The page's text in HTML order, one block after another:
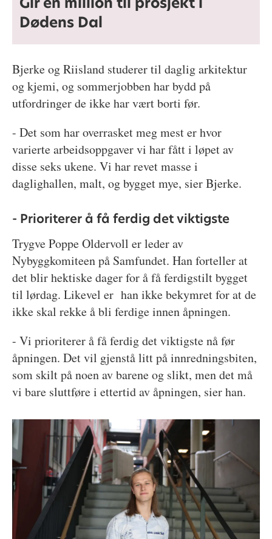
Dødens Dal
Bjerke og Riisland studerer til daglig arkitektur
og kjemi, og sommerjobben har bydd på
utfordringer de ikke har vært borti før.
- Det som har overrasket meg mest er hvor
varierte arbeidsoppgaver vi har fått i løpet av
disse seks ukene. Vi har revet masse i
daglighallen, malt, og bygget mye, sier Bjerke.
- Prioriterer å få ferdig det viktigste
Trygve Poppe Oldervoll er leder av
Nybyggkomiteen på Samfundet. Han forteller at
det blir hektiske dager for å få ferdigstilt bygget
til lørdag. Likevel er han ikke bekymret for at de
ikke skal rekke å bli ferdige innen åpningen.
- Vi prioriterer å få ferdig det viktigste nå før
åpningen. Det vil gjenstå litt på innredningsbiten,
som skilt på noen av barene og slikt, men det må
vi bare sluttføre i ettertid av åpningen, sier han.